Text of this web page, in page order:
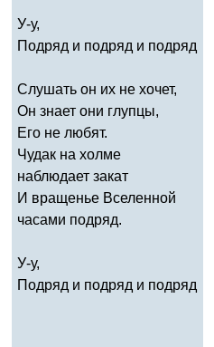
У-у,
Подряд и подряд и подряд
Слушать он их не хочет,
Он знает они глупцы,
Его не любят.
Чудак на холме
наблюдает закат
И вращенье Вселенной
часами подряд.
У-у,
Подряд и подряд и подряд